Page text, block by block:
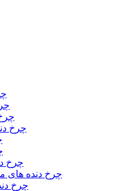
چرخ
چرخ
چرخ دنده های
چرخ